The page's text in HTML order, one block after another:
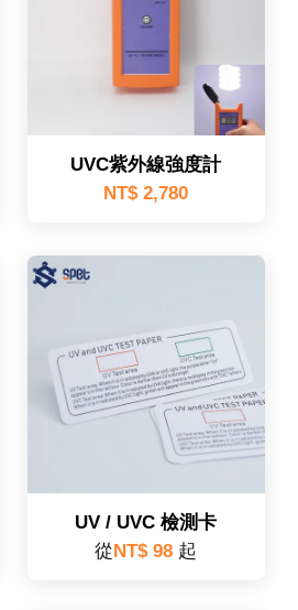
UVC紫外線強度計
NT$ 2,780
UV / UVC 檢測卡
從NT$ 98 起